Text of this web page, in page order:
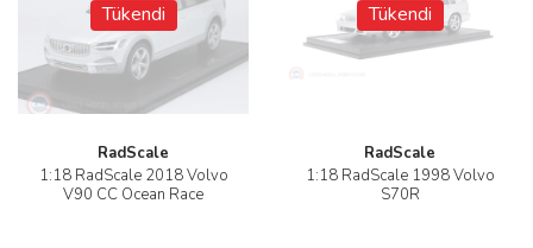
Tükendi
RadScale
1:18 RadScale 2018 Volvo
V90 CC Ocean Race
Tükendi
RadScale
1:18 RadScale 1998 Volvo
S70R